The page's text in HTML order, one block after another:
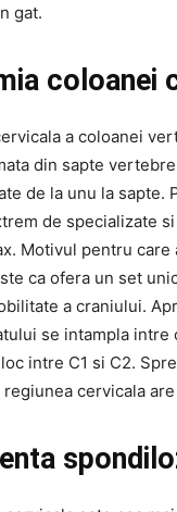
gat.
coloanei
a coloanei
din sapte
de la unu la sapte.
de specializate
Motivul pentru
ca ofera un set
a craniului.
se intampla intre
intre C1 si C2.
cervicala